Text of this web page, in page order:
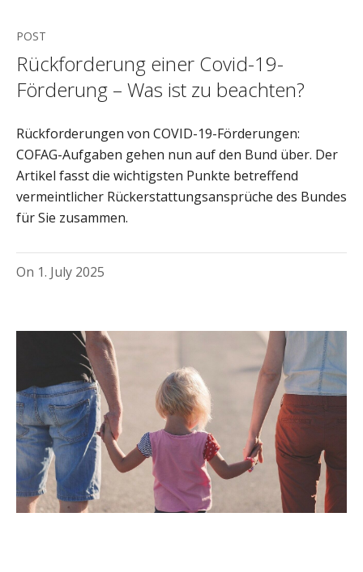
POST
Rückforderung einer Covid-19-
Förderung – Was ist zu beachten?
Rückforderungen von COVID-19-Förderungen:
COFAG-Aufgaben gehen nun auf den Bund über. Der
Artikel fasst die wichtigsten Punkte betreffend
vermeintlicher Rückerstattungsansprüche des Bundes
für Sie zusammen.
On 1. July 2025